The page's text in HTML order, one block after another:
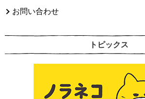
お問い合わせ
トピックス